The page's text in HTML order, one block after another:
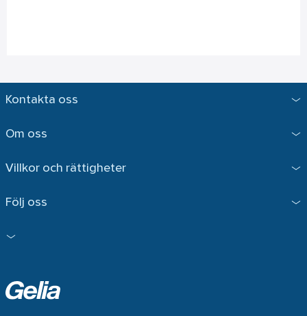
Kontakta oss
Om oss
Villkor och rättigheter
Följ oss